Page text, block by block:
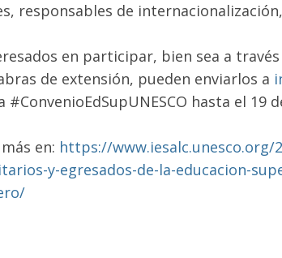
responsables de
en participar, bien sea a
de extensión, pueden enviarlos a
#ConvenioEdSupUNESCO hasta el 19
en: https://www.iesalc.unesco.org/
y-egresados-de-la-educacion-